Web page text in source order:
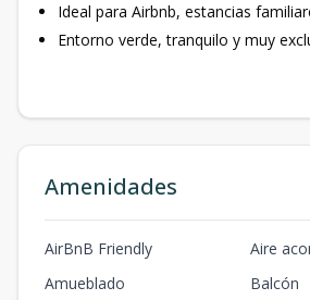
Ideal para Airbnb, estancias
Entorno verde, tranquilo y muy
Amenidades
AirBnB Friendly
Aire
Amueblado
Balcón